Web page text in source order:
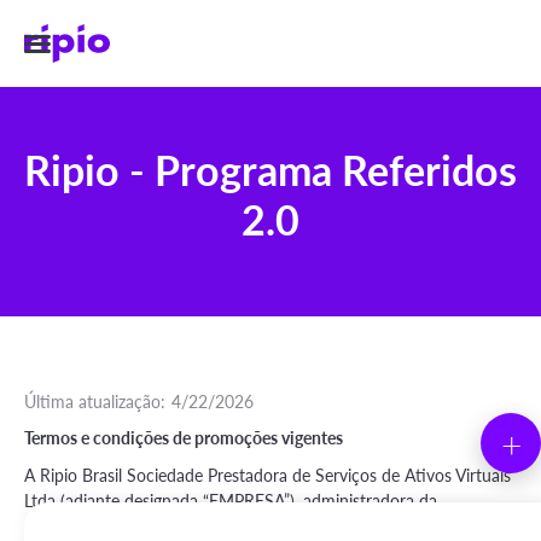
Ripio - Programa Referidos
2.0
+
Última atualização: 4/22/2026
Termos e condições de promoções vigentes
A Ripio Brasil Sociedade Prestadora de Serviços de Ativos Virtuais
Ltda (adiante designada “EMPRESA”), administradora da